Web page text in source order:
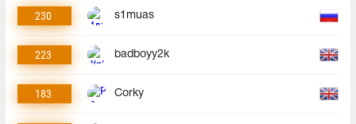
230 s1muas
223 badboyy2k
183 Corky